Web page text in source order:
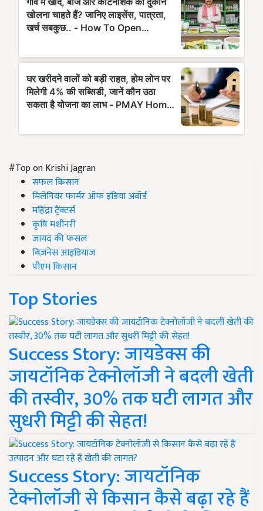
#Top on Krishi Jagran
सफल किसान
मिलेनियर फार्मर ऑफ इंडिया अवॉर्ड
महिंद्रा ट्रैक्टर्स
कृषि मशीनरी
जायद की फसल
बिज़नेस आइडियाज
पीएम किसान
Top Stories
Success Story: जायडेक्स की
जायटॉनिक टेक्नोलॉजी ने बदली खेती
की तस्वीर, 30% तक घटी लागत और
सुधरी मिट्टी की सेहत!
Success Story: जायटॉनिक
टेक्नोलॉजी से किसान कैसे बढ़ा रहे हैं